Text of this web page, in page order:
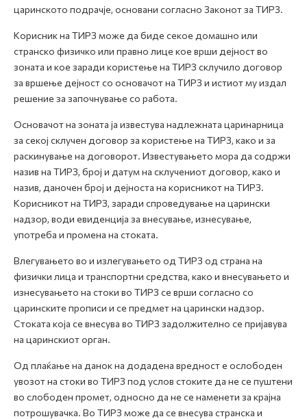
Е-Царина
Медиа центар
царинското подрачје, основани согласно Законот за ТИРЗ.
Корисник на ТИРЗ може да биде секое домашно или
странско физичко или правно лице кое врши дејност во
зоната и кое заради користење на ТИРЗ склучило договор
за вршење дејност со основачот на ТИРЗ и истиот му издал
решение за започнување со работа.
Основачот на зоната ја известува надлежната царинарница
за секој склучен договор за користење на ТИРЗ, како и за
раскинување на договорот. Известувањето мора да содржи
назив на ТИРЗ, број и датум на склучениот договор, како и
назив, даночен број и дејноста на корисникот на ТИРЗ.
Корисникот на ТИРЗ, заради спроведување на царински
надзор, води евиденција за внесување, изнесување,
употреба и промена на стоката.
Влегувањето во и излегувањето од ТИРЗ од страна на
физички лица и транспортни средства, како и внесувањето и
изнесувањето на стоки во ТИРЗ се врши согласно со
царинските прописи и се предмет на царински надзор.
Стоката која се внесува во ТИРЗ задолжително се пријавува
на царинскиот орган.
Од плаќање на данок на додадена вредност е ослободен
увозот на стоки во ТИРЗ под услов стоките да не се пуштени
во слободен промет, односно да не се наменети за крајна
потрошувачка. Во ТИРЗ може да се внесува странска и